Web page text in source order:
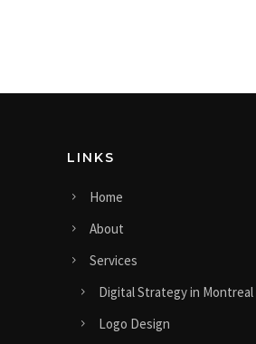
LINKS
Home
About
Services
Digital Strategy in Montreal
Logo Design